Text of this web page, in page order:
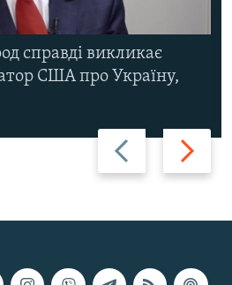
Назад Вперед
справді викликає
США про Україну,